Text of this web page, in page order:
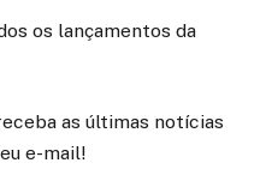
os lançamentos da
as últimas notícias
e-mail!